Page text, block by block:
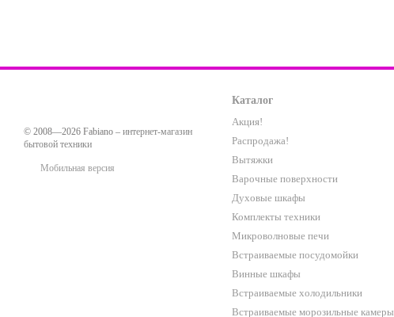
© 2008—2026 Fabiano – интернет-магазин
бытовой техники
Мобильная версия
Каталог
Акция!
Распродажа!
Вытяжки
Варочные поверхности
Духовые шкафы
Комплекты техники
Микроволновые печи
Встраиваемые посудомойки
Винные шкафы
Встраиваемые холодильники
Встраиваемые морозильные камеры